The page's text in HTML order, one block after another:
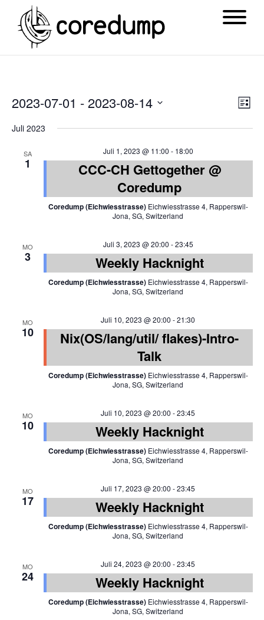
2023-07-01 - 2023-08-14
Juli 2023
SA
1
Juli 1, 2023 @ 11:00 - 18:00
CCC-CH Gettogether @
Coredump
Coredump (Eichwiesstrasse) Eichwiesstrasse 4, Rapperswil-
Jona, SG, Switzerland
MO
3
Juli 3, 2023 @ 20:00 -23:45
Weekly Hacknight
Coredump (Eichwiesstrasse) Eichwiesstrasse 4, Rapperswil-
Jona, SG, Switzerland
MO
10
Juli 10, 2023 @ 20:00 -21:30
Nix(OS/lang/util/ flakes)-Intro-
Talk
Coredump (Eichwiesstrasse) Eichwiesstrasse 4, Rapperswil-
Jona, SG, Switzerland
MO
10
Juli 10, 2023 @ 20:00 -23:45
Weekly Hacknight
Coredump (Eichwiesstrasse) Eichwiesstrasse 4, Rapperswil-
Jona, SG, Switzerland
MO
17
Juli 17, 2023 @ 20:00 -23:45
Weekly Hacknight
Coredump (Eichwiesstrasse) Eichwiesstrasse 4, Rapperswil-
Jona, SG, Switzerland
MO
24
Juli 24, 2023 @ 20:00 -23:45
Weekly Hacknight
Coredump (Eichwiesstrasse) Eichwiesstrasse 4, Rapperswil-
Jona, SG, Switzerland